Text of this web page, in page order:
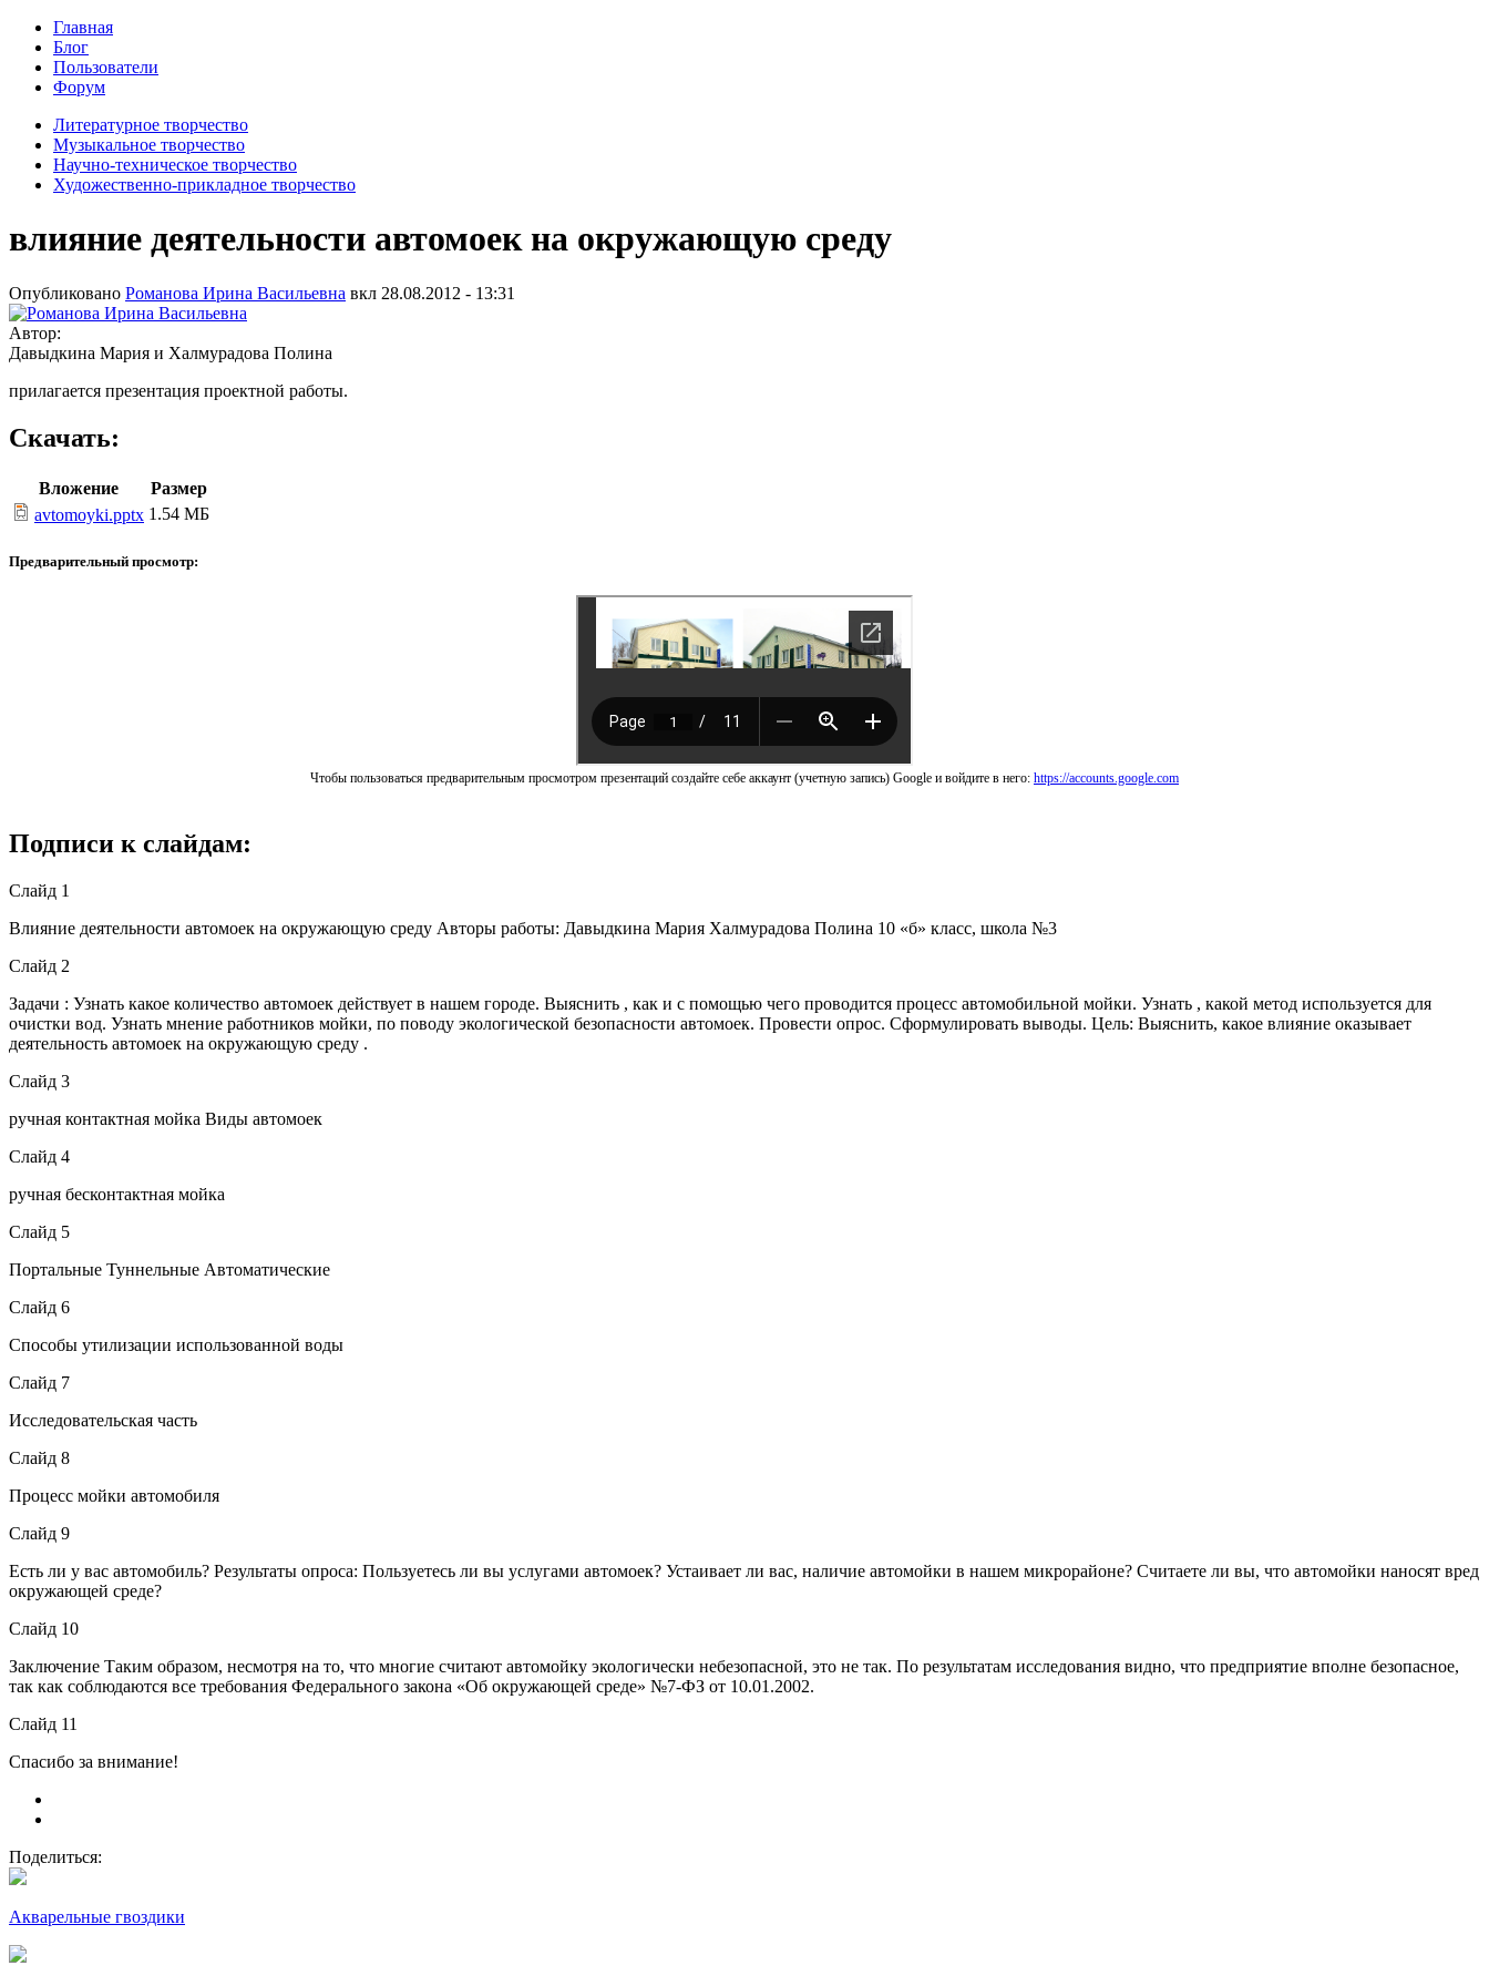
Главная
Блог
Пользователи
Форум
Литературное творчество
Музыкальное творчество
Научно-техническое творчество
Художественно-прикладное творчество
влияние деятельности автомоек на окружающую среду
Опубликовано Романова Ирина Васильевна вкл 28.08.2012 - 13:31
Автор:
Давыдкина Мария и Халмурадова Полина
прилагается презентация проектной работы.
Скачать:
Вложение
Размер
avtomoyki.pptx 1.54 МБ
Предварительный просмотр:
Чтобы пользоваться предварительным просмотром презентаций создайте себе аккаунт (учетную запись) Google и войдите в него: https://accounts.google.com
Подписи к слайдам:
Слайд 1
Влияние деятельности автомоек на окружающую среду Авторы работы: Давыдкина Мария Халмурадова Полина 10 «б» класс, школа №3
Слайд 2
Задачи : Узнать какое количество автомоек действует в нашем городе. Выяснить , как и с помощью чего проводится процесс автомобильной мойки. Узнать , какой метод используется для
очистки вод. Узнать мнение работников мойки, по поводу экологической безопасности автомоек. Провести опрос. Сформулировать выводы. Цель: Выяснить, какое влияние оказывает
деятельность автомоек на окружающую среду .
Слайд 3
ручная контактная мойка Виды автомоек
Слайд 4
ручная бесконтактная мойка
Слайд 5
Портальные Туннельные Автоматические
Слайд 6
Способы утилизации использованной воды
Слайд 7
Исследовательская часть
Слайд 8
Процесс мойки автомобиля
Слайд 9
Есть ли у вас автомобиль? Результаты опроса: Пользуетесь ли вы услугами автомоек? Устаивает ли вас, наличие автомойки в нашем микрорайоне? Считаете ли вы, что автомойки наносят вред
окружающей среде?
Слайд 10
Заключение Таким образом, несмотря на то, что многие считают автомойку экологически небезопасной, это не так. По результатам исследования видно, что предприятие вполне безопасное,
так как соблюдаются все требования Федерального закона «Об окружающей среде» №7-ФЗ от 10.01.2002.
Слайд 11
Спасибо за внимание!
Поделиться:
Акварельные гвоздики